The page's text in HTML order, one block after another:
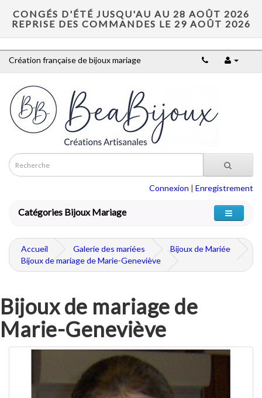
CONGÉS D'ÉTÉ JUSQU'AU AU 28 AOÛT 2026
REPRISE DES COMMANDES LE 29 AOÛT 2026
Création française de bijoux mariage
Connexion | Enregistrement
Catégories Bijoux Mariage
Accueil Galerie des mariées
Bijoux de Mariée
Bijoux de mariage de Marie-Geneviève
Bijoux de mariage de
Marie-Geneviève